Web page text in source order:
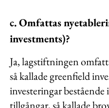
c. Omfattas
investments)?
Ja, lagstiftningen
så kallade greenfield
investeringar